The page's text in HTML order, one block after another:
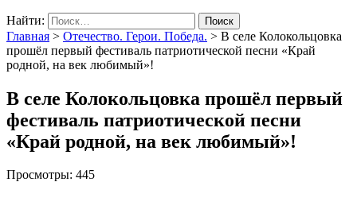
Найти:
Главная > Отечество. Герои. Победа. > В селе Колокольцовка
прошёл первый фестиваль патриотической песни «Край
родной, на век любимый»!
В селе Колокольцовка прошёл первый
фестиваль патриотической песни
«Край родной, на век любимый»!
Просмотры: 445